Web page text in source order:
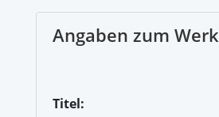
Angaben zum Werk
Titel: